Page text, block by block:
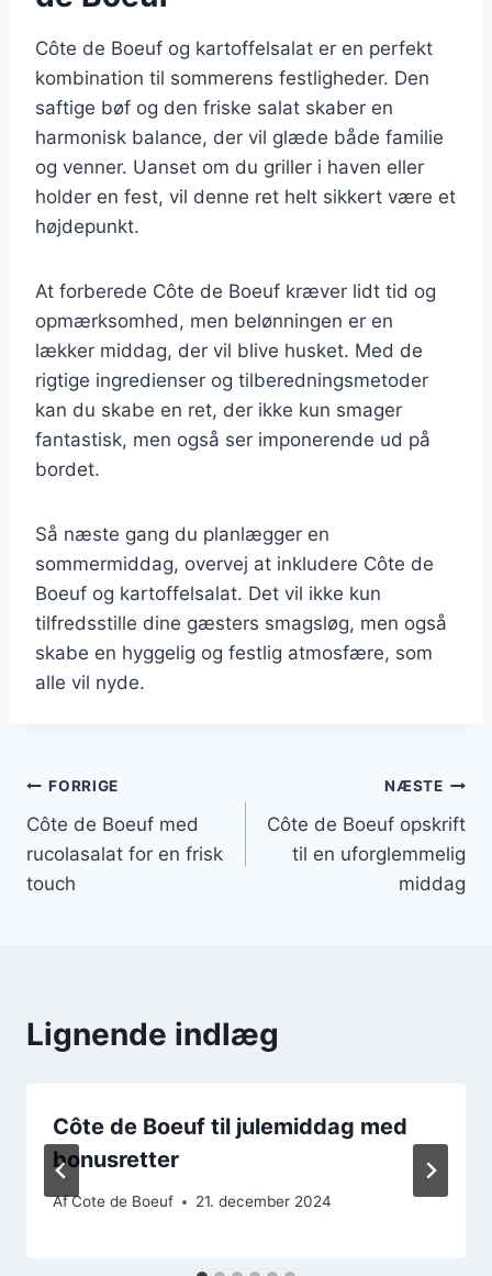
Côte de Boeuf og kartoffelsalat er en perfekt
kombination til sommerens festligheder. Den
saftige bøf og den friske salat skaber en
harmonisk balance, der vil glæde både familie
og venner. Uanset om du griller i haven eller
holder en fest, vil denne ret helt sikkert være et
højdepunkt.
At forberede Côte de Boeuf kræver lidt tid og
opmærksomhed, men belønningen er en
lækker middag, der vil blive husket. Med de
rigtige ingredienser og tilberedningsmetoder
kan du skabe en ret, der ikke kun smager
fantastisk, men også ser imponerende ud på
bordet.
Så næste gang du planlægger en
sommermiddag, overvej at inkludere Côte de
Boeuf og kartoffelsalat. Det vil ikke kun
tilfredsstille dine gæsters smagsløg, men også
skabe en hyggelig og festlig atmosfære, som
alle vil nyde.
Indlægsnavigation
FORRIGE
Côte de Boeuf med
rucolasalat for en frisk
touch
NÆSTE
Côte de Boeuf opskrift
til en uforglemmelig
middag
Lignende indlæg
Côte de Boeuf til julemiddag med
bonusretter
AfCote de Boeuf 21. december 2024